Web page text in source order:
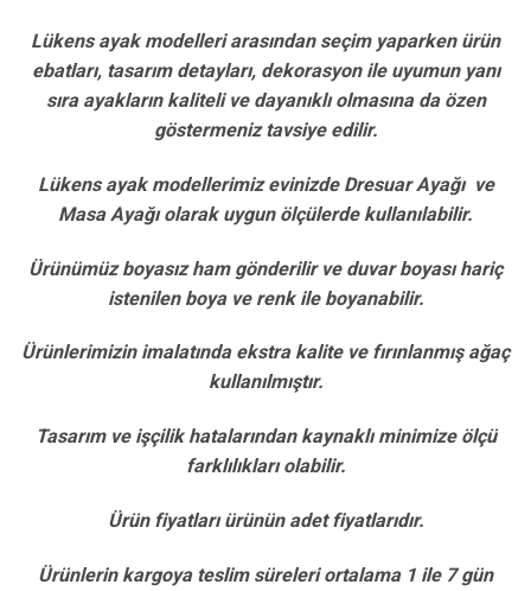
Lükens ayak modelleri arasından seçim yaparken ürün
ebatları, tasarım detayları, dekorasyon ile uyumun yanı
sıra ayakların kaliteli ve dayanıklı olmasına da özen
göstermeniz tavsiye edilir.
Lükens ayak modellerimiz evinizde Dresuar Ayağı ve
Masa Ayağı olarak uygun ölçülerde kullanılabilir.
Ürünümüz boyasız ham gönderilir ve duvar boyası hariç
istenilen boya ve renk ile boyanabilir.
Ürünlerimizin imalatında ekstra kalite ve fırınlanmış ağaç
kullanılmıştır.
Tasarım ve işçilik hatalarından kaynaklı minimize ölçü
farklılıkları olabilir.
Ürün fiyatları ürünün adet fiyatlarıdır.
Ürünlerin kargoya teslim süreleri ortalama 1 ile 7 gün